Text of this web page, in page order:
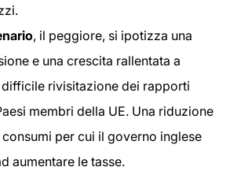
, il peggiore, si ipotizza una
e una crescita rallentata a
difficile rivisitazione dei rapporti
membri della UE. Una riduzione
per cui il governo inglese
aumentare le tasse.